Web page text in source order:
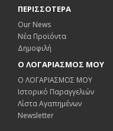
ΠΕΡΙΣΣΟΤΕΡΑ
Our News
Νέα Προϊόντα
Δημοφιλή
Ο ΛΟΓΑΡΙΑΣΜΟΣ ΜΟΥ
Ο ΛΟΓΑΡΙΑΣΜΟΣ ΜΟΥ
Ιστορικό Παραγγελιών
Λίστα Αγαπημένων
Newsletter